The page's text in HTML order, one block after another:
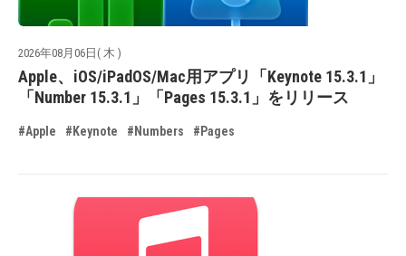
2026年08月06日( 木 )
Apple、iOS/iPadOS/Mac用アプリ「Keynote 15.3.1」
「Number 15.3.1」「Pages 15.3.1」をリリース
#Apple #Keynote #Numbers #Pages